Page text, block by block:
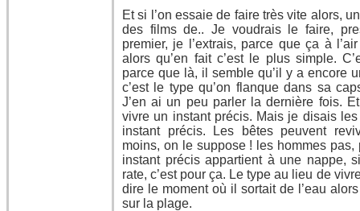
Et si l’on essaie de faire très vite alors,
des films de.. Je voudrais le faire,
premier, je l’extrais, parce que ça à
alors qu’en fait c’est le plus simple.
parce que là, il semble qu’il y a encore
c’est le type qu’on flanque dans sa
J’en ai un peu parler la dernière fois.
vivre un instant précis. Mais je disais
instant précis. Les bêtes peuvent
moins, on le suppose ! les hommes
instant précis appartient à une nappe,
rate, c’est pour ça. Le type au lieu de
dire le moment où il sortait de l’eau
sur la plage.